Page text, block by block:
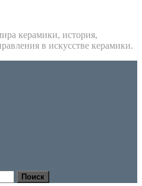
керамики, история,
в искусстве керамики.